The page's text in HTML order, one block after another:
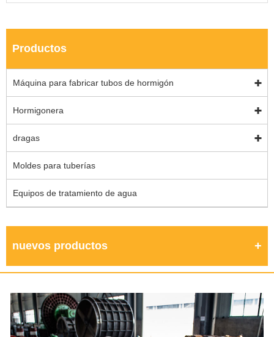
Productos
Máquina para fabricar tubos de hormigón
Hormigonera
dragas
Moldes para tuberías
Equipos de tratamiento de agua
nuevos productos